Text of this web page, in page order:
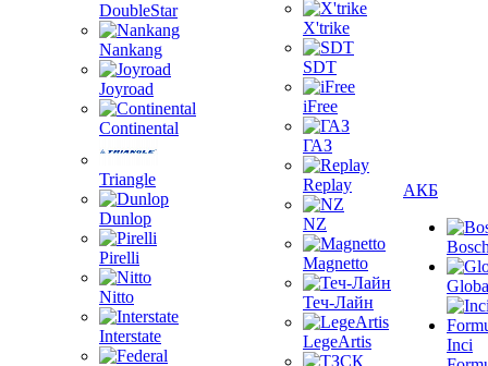
DoubleStar
Nankang
Joyroad
Continental
Triangle
Dunlop
Pirelli
Nitto
Interstate
X'trike
SDT
iFree
ГАЗ
Replay
NZ
Magnetto
Теч-Лайн
LegeArtis
АКБ
Inci